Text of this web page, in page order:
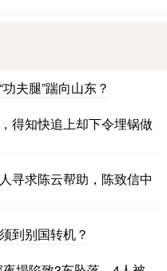
夫腿”踹向山东？
得知快追上却下令埋锅做
寻求陈云帮助，陈致信中
到别国转机？